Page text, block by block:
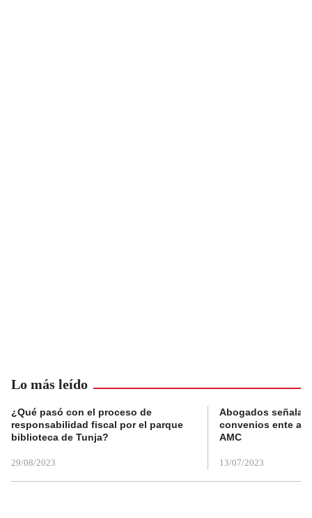
Lo más leído
¿Qué pasó con el proceso de
responsabilidad fiscal por el parque
biblioteca de Tunja?
29/08/2023
Abogados
convenios ente
AMC
13/07/2023